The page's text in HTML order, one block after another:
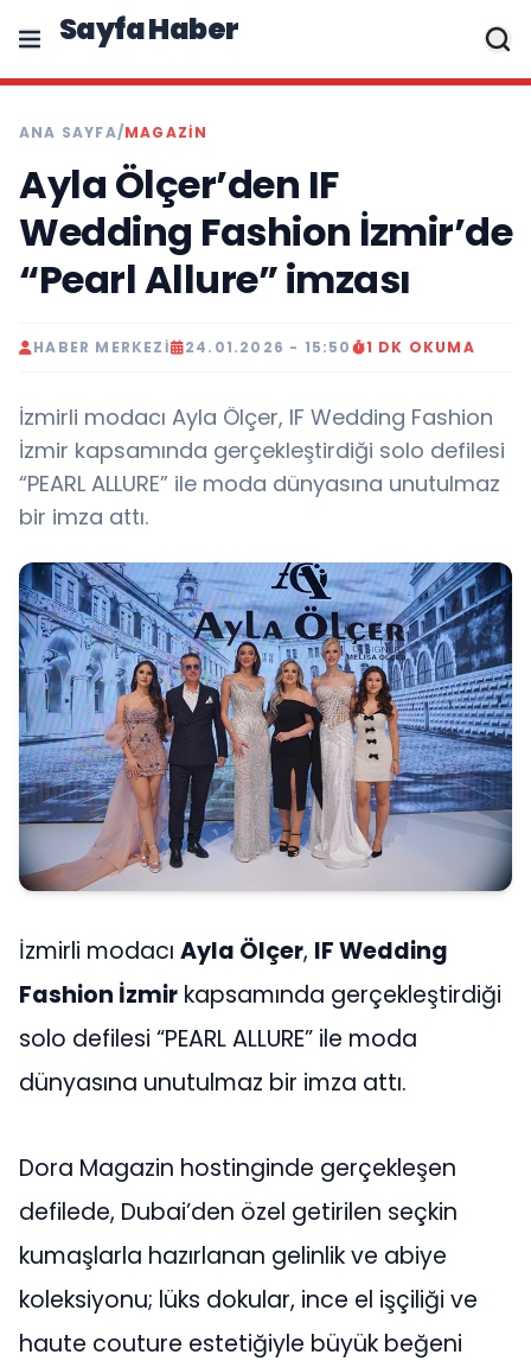
Sayfa Haber
ANA SAYFA/MAGAZIN
Ayla Ölçer’den IF
Wedding Fashion İzmir’de
“Pearl Allure” imzası
HABER MERKEZI 24.01.2026 - 15:50 1 DK OKUMA
İzmirli modacı Ayla Ölçer, IF Wedding Fashion
İzmir kapsamında gerçekleştirdiği solo defilesi
“PEARL ALLURE” ile moda dünyasına unutulmaz
bir imza attı.
İzmirli modacı Ayla Ölçer, IF Wedding
Fashion İzmir kapsamında gerçekleştirdiği
solo defilesi “PEARL ALLURE” ile moda
dünyasına unutulmaz bir imza attı.
Dora Magazin hostinginde gerçekleşen
defilede, Dubai’den özel getirilen seçkin
kumaşlarla hazırlanan gelinlik ve abiye
koleksiyonu; lüks dokular, ince el işçiliği ve
haute couture estetiğiyle büyük beğeni